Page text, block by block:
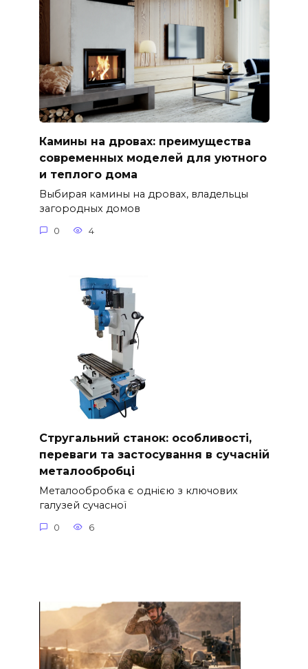
Камины на дровах: преимущества
современных моделей для уютного
и теплого дома
Выбирая камины на дровах, владельцы
загородных домов
0 4
Стругальний станок: особливості,
переваги та застосування в сучасній
металообробці
Металообробка є однією з ключових
галузей сучасної
0 6